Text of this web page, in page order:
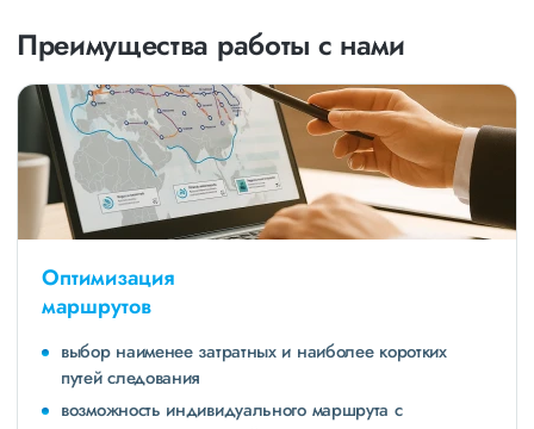
Преимущества работы с нами
Оптимизация
маршрутов
выбор наименее затратных и наиболее коротких
путей следования
возможность индивидуального маршрута с